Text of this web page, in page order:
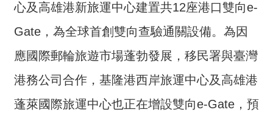
心及高雄港新旅運中心建置共12座港口雙向e-
Gate，為全球首創雙向查驗通關設備。為因
應國際郵輪旅遊市場蓬勃發展，移民署與臺灣
港務公司合作，基隆港西岸旅運中心及高雄港
蓬萊國際旅運中心也正在增設雙向e-Gate，預